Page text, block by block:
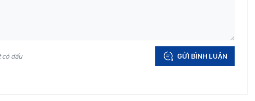
có dấu GỬI BÌNH LUẬN